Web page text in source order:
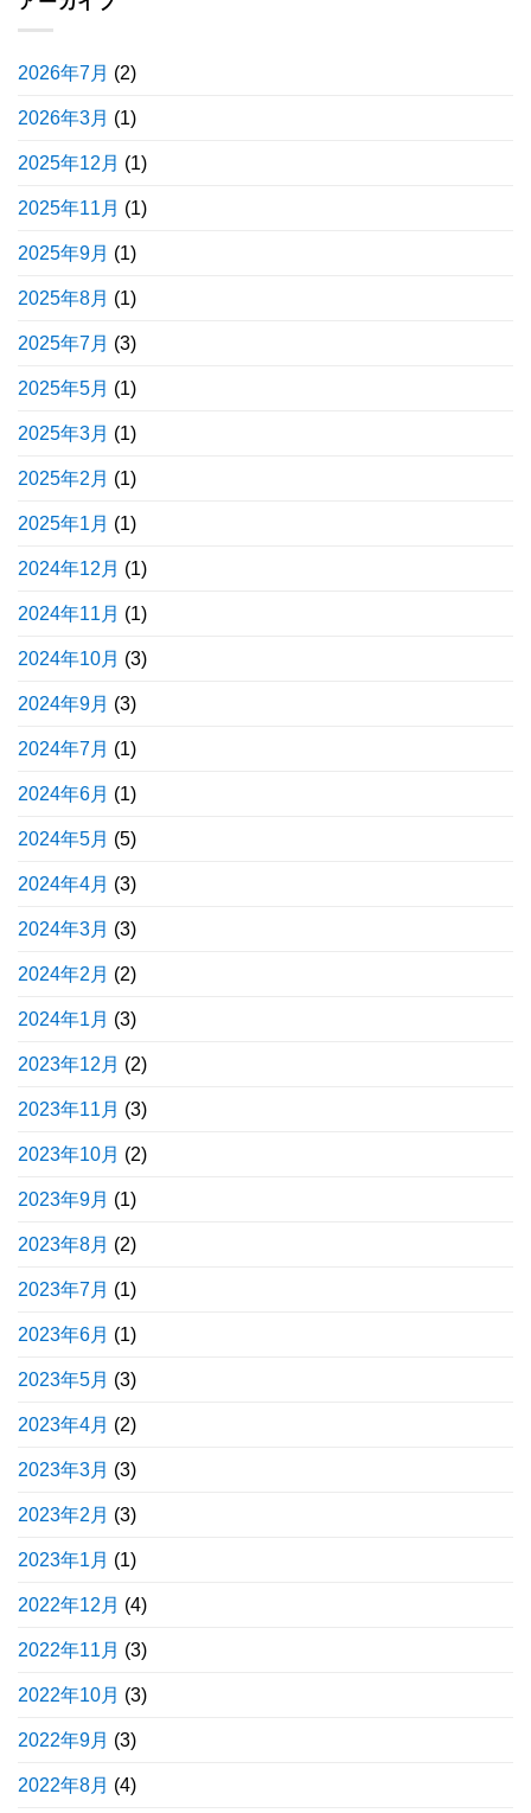
2026年7月 (2)
2026年3月 (1)
2025年12月 (1)
2025年11月 (1)
2025年9月 (1)
2025年8月 (1)
2025年7月 (3)
2025年5月 (1)
2025年3月 (1)
2025年2月 (1)
2025年1月 (1)
2024年12月 (1)
2024年11月 (1)
2024年10月 (3)
2024年9月 (3)
2024年7月 (1)
2024年6月 (1)
2024年5月 (5)
2024年4月 (3)
2024年3月 (3)
2024年2月 (2)
2024年1月 (3)
2023年12月 (2)
2023年11月 (3)
2023年10月 (2)
2023年9月 (1)
2023年8月 (2)
2023年7月 (1)
2023年6月 (1)
2023年5月 (3)
2023年4月 (2)
2023年3月 (3)
2023年2月 (3)
2023年1月 (1)
2022年12月 (4)
2022年11月 (3)
2022年10月 (3)
2022年9月 (3)
2022年8月 (4)